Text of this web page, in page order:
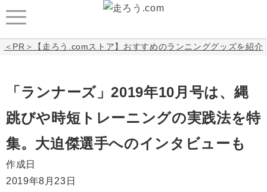
＜PR＞【走ろう.comストア】おすすめのランニンググッズを紹介
「ランナーズ」2019年10月号は、縄
跳びや時短トレーニングの実践法を特
集。大迫傑選手へのインタビューも
作成日
2019年8月23日